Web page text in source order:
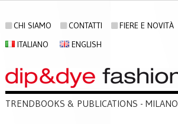
CHI SIAMO CONTATTI FIERE E NOVITÀ
ITALIANO
ENGLISH
TRENDBOOKS & PUBLICATIONS - MILANO